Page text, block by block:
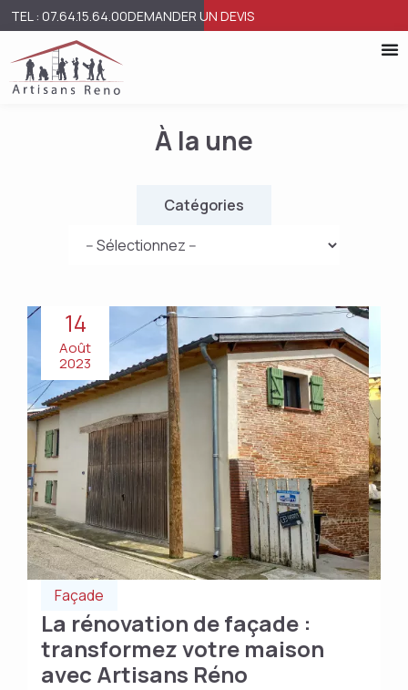
TEL : 07.64.15.64.00DEMANDER UN DEVIS
À la une
Catégories
14
Août
2023
Façade
La rénovation de façade :
transformez votre maison
avec Artisans Réno